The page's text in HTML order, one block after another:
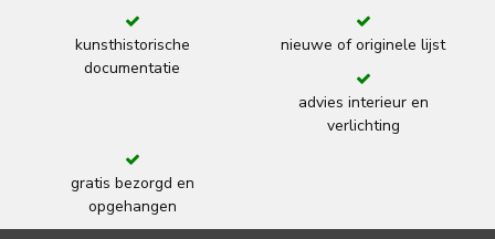
kunsthistorische
documentatie
nieuwe of originele lijst
advies interieur en
verlichting
gratis bezorgd en
opgehangen